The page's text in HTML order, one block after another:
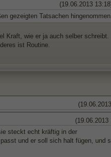
(19.06.2013
gezeigten Tatsachen hingenommen.
Kraft, wie er ja auch selber schreibt.
ist Routine.
(19.06.2013
steckt echt kräftig in der
und er soll sich halt fügen, und